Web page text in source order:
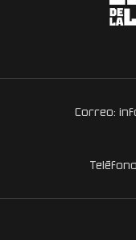
Correo: